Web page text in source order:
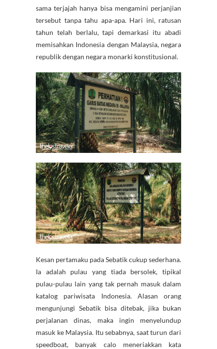
sama terjajah hanya bisa mengamini perjanjian
tersebut tanpa tahu apa-apa. Hari ini, ratusan
tahun telah berlalu, tapi demarkasi itu abadi
memisahkan Indonesia dengan Malaysia, negara
republik dengan negara monarki konstitusional.
Kesan pertamaku pada Sebatik cukup sederhana.
Ia adalah pulau yang tiada bersolek, tipikal
pulau-pulau lain yang tak pernah masuk dalam
katalog pariwisata Indonesia. Alasan orang
mengunjungi Sebatik bisa ditebak, jika bukan
perjalanan dinas, maka ingin menyelundup
masuk ke Malaysia. Itu sebabnya, saat turun dari
speedboat, banyak calo meneriakkan kata